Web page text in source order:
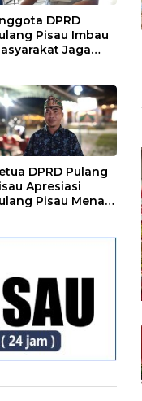
DPRD
Pisau Imbau
Jaga
Gozila
DPRD Pulang
Apresiasi
Pisau Menari